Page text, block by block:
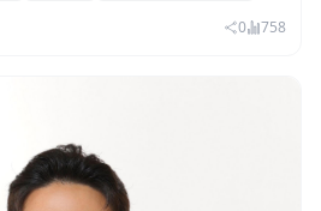
비중도 급증
0 758